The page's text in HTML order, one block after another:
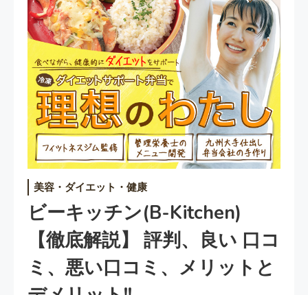
美容・ダイエット・健康
ビーキッチン(B-Kitchen)
【徹底解説】 評判、良い 口コ
ミ、悪い口コミ、メリットと